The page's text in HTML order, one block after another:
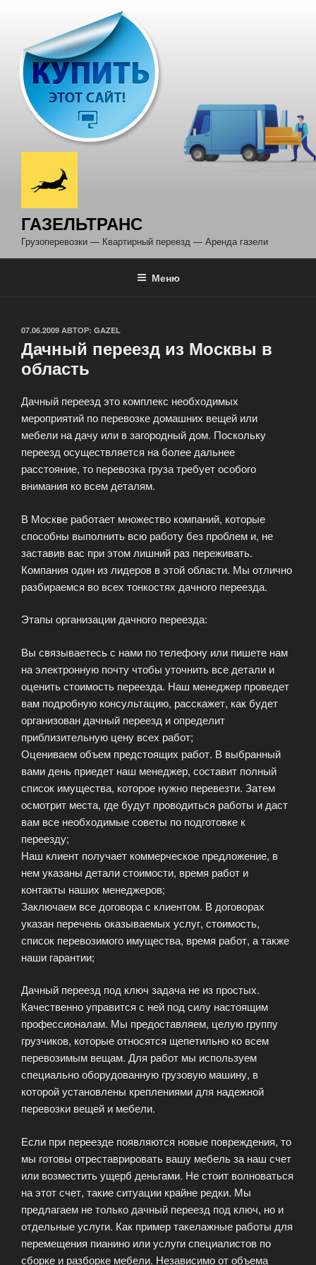
содержимому
ГАЗЕЛЬТРАНС
Грузоперевозки — Квартирный переезд — Аренда газели
Меню
ОПУБЛИКОВАНО
07.06.2009 АВТОР: GAZEL
Дачный переезд из Москвы в
область
Дачный переезд это комплекс необходимых
мероприятий по перевозке домашних вещей или
мебели на дачу или в загородный дом. Поскольку
переезд осуществляется на более дальнее
расстояние, то перевозка груза требует особого
внимания ко всем деталям.
В Москве работает множество компаний, которые
способны выполнить всю работу без проблем и, не
заставив вас при этом лишний раз переживать.
Компания один из лидеров в этой области. Мы отлично
разбираемся во всех тонкостях дачного переезда.
Этапы организации дачного переезда:
Вы связываетесь с нами по телефону или пишете нам
на электронную почту чтобы уточнить все детали и
оценить стоимость переезда. Наш менеджер проведет
вам подробную консультацию, расскажет, как будет
организован дачный переезд и определит
приблизительную цену всех работ;
Оцениваем объем предстоящих работ. В выбранный
вами день приедет наш менеджер, составит полный
список имущества, которое нужно перевезти. Затем
осмотрит места, где будут проводиться работы и даст
вам все необходимые советы по подготовке к
переезду;
Наш клиент получает коммерческое предложение, в
нем указаны детали стоимости, время работ и
контакты наших менеджеров;
Заключаем все договора с клиентом. В договорах
указан перечень оказываемых услуг, стоимость,
список перевозимого имущества, время работ, а также
наши гарантии;
Дачный переезд под ключ задача не из простых.
Качественно управится с ней под силу настоящим
профессионалам. Мы предоставляем, целую группу
грузчиков, которые относятся щепетильно ко всем
перевозимым вещам. Для работ мы используем
специально оборудованную грузовую машину, в
которой установлены креплениями для надежной
перевозки вещей и мебели.
Если при переезде появляются новые повреждения, то
мы готовы отреставрировать вашу мебель за наш счет
или возместить ущерб деньгами. Не стоит волноваться
на этот счет, такие ситуации крайне редки. Мы
предлагаем не только дачный переезд под ключ, но и
отдельные услуги. Как пример такелажные работы для
перемещения пианино или услуги специалистов по
сборке и разборке мебели. Независимо от объема